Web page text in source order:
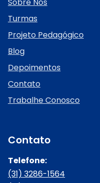
Sobre Nós
Turmas
Projeto Pedagógico
Blog
Depoimentos
Contato
Trabalhe Conosco
Contato
Telefone:
(31) 3286-1564